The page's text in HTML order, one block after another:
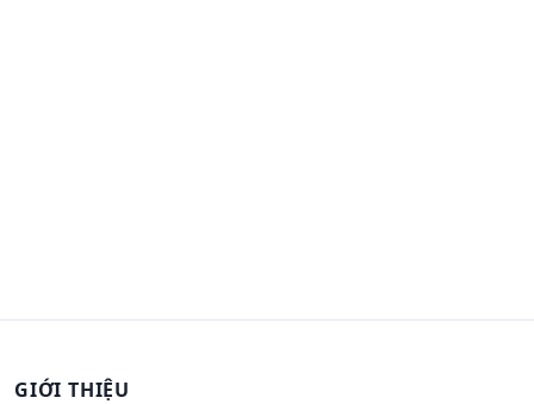
GIỚI THIỆU